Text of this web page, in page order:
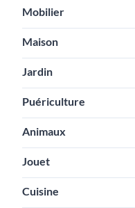
Mobilier
Maison
Jardin
Puériculture
Animaux
Jouet
Cuisine